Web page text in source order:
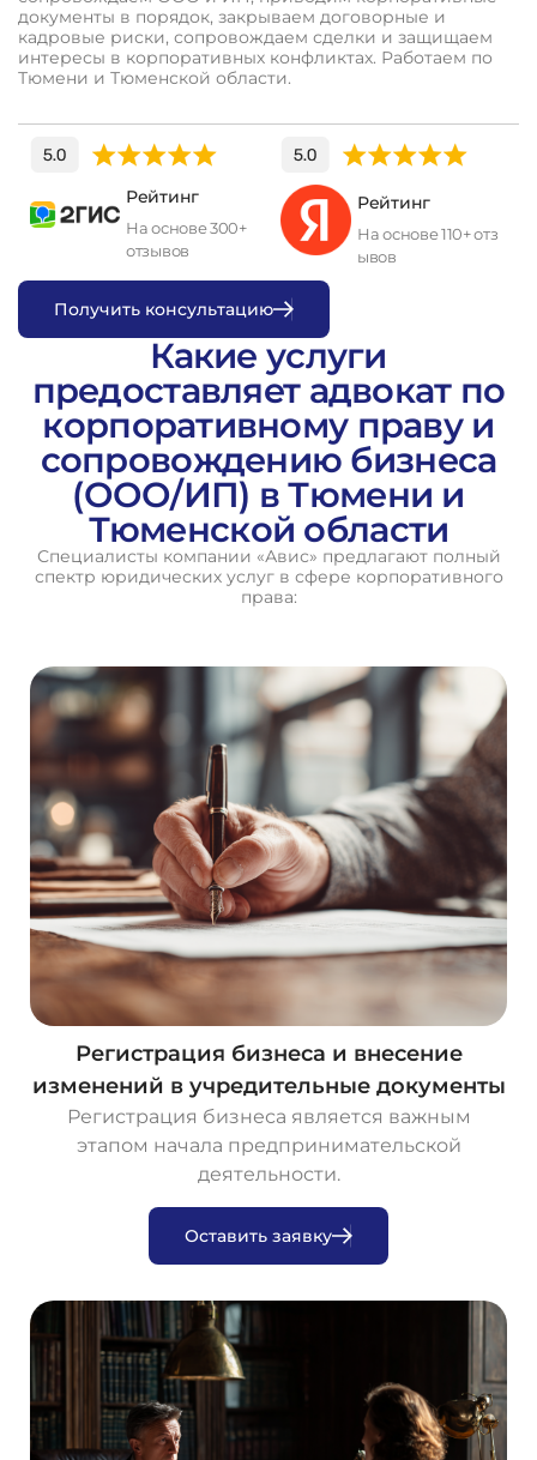
документы в порядок, закрываем договорные и
кадровые риски, сопровождаем сделки и защищаем
интересы в корпоративных конфликтах. Работаем по
Тюмени и Тюменской области.
Рейтинг
На основе 300+
отзывов
Рейтинг
На основе 110+ отз
ывов
Получить консультацию
Какие услуги
предоставляет адвокат по
корпоративному праву и
сопровождению бизнеса
(ООО/ИП) в Тюмени и
Тюменской области
Специалисты компании «Авис» предлагают полный
спектр юридических услуг в сфере корпоративного
права:
Регистрация бизнеса и внесение
изменений в учредительные документы
Регистрация бизнеса является важным
этапом начала предпринимательской
деятельности.
Оставить заявку